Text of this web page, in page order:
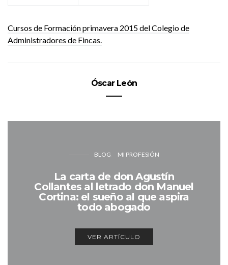
Cursos de Formación primavera 2015 del Colegio de
Administradores de Fincas.
Óscar León
BLOG MI PROFESIÓN
La carta de don Agustín
Collantes al letrado don Manuel
Cortina: el sueño al que aspira
todo abogado
VER ARTÍCULO